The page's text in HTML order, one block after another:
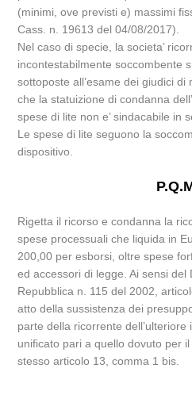
(minimi, ove previsti e) massimi
Cass. n. 19613 del 04/08/2017).
Nel caso di specie, la societa’
incontestabilmente soccombente
sottoposte all’esame dei giudici
che la statuizione di condanna
spese di lite non e’ sindacabile in
Le spese di lite seguono la
dispositivo.
Rigetta il ricorso e condanna la
spese processuali che liquida in
200,00 per esborsi, oltre spese
ed accessori di legge. Ai sensi
Repubblica n. 115 del 2002,
atto della sussistenza dei
parte della ricorrente
unificato pari a quello dovuto per
stesso articolo 13, comma 1 bis.